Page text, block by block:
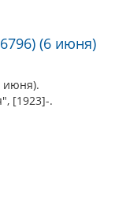
(6 июня)
июня).
[1923]-.